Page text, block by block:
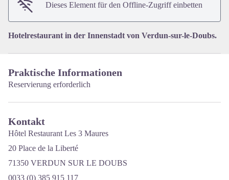
Dieses Element für den Offline-Zugriff einbetten
Hotelrestaurant in der Innenstadt von Verdun-sur-le-Doubs.
Praktische Informationen
Reservierung erforderlich
Kontakt
Hôtel Restaurant Les 3 Maures
20 Place de la Liberté
71350 VERDUN SUR LE DOUBS
0033 (0) 385 915 117